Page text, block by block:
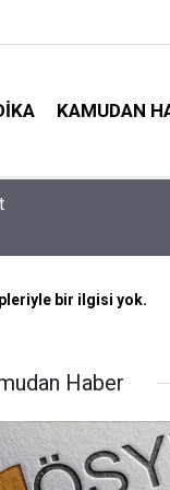
KAMUDAN
bir ilgisi yok.
Haber